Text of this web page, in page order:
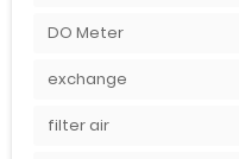
DO Meter
exchange
filter air